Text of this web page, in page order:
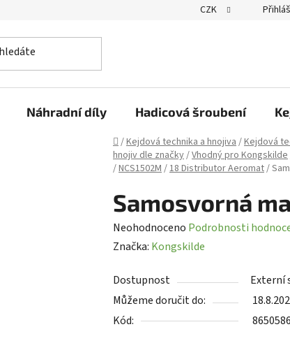
CZK
Náhradní díly Hadicová šroubení
Domů
/Kejdová technika a hnojiva/Kejdová
hnojiv dle značky/Vhodný pro Kongskilde
/NCS1502M/18 Distributor Aeromat/
Samosvorná
Průměrné
hodnocení
je
0,0
z
Neohodnoceno Podrobnosti
Značka: Kongskilde
Dostupnost
Externí
Můžeme doručit do:
Kód: